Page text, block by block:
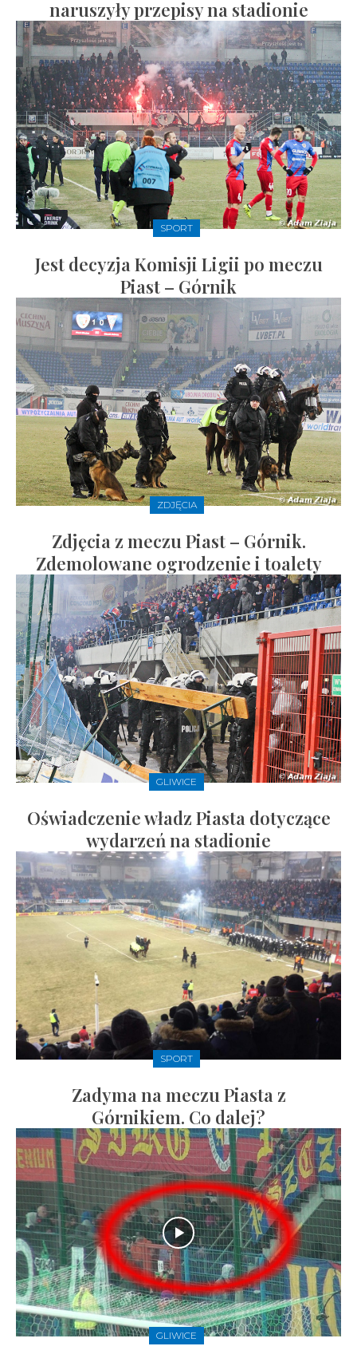
naruszyły przepisy na stadionie
SPORT
Jest decyzja Komisji Ligii po meczu
Piast – Górnik
ZDJĘCIA
Zdjęcia z meczu Piast – Górnik.
Zdemolowane ogrodzenie i toalety
GLIWICE
Oświadczenie władz Piasta dotyczące
wydarzeń na stadionie
SPORT
Zadyma na meczu Piasta z
Górnikiem. Co dalej?
GLIWICE